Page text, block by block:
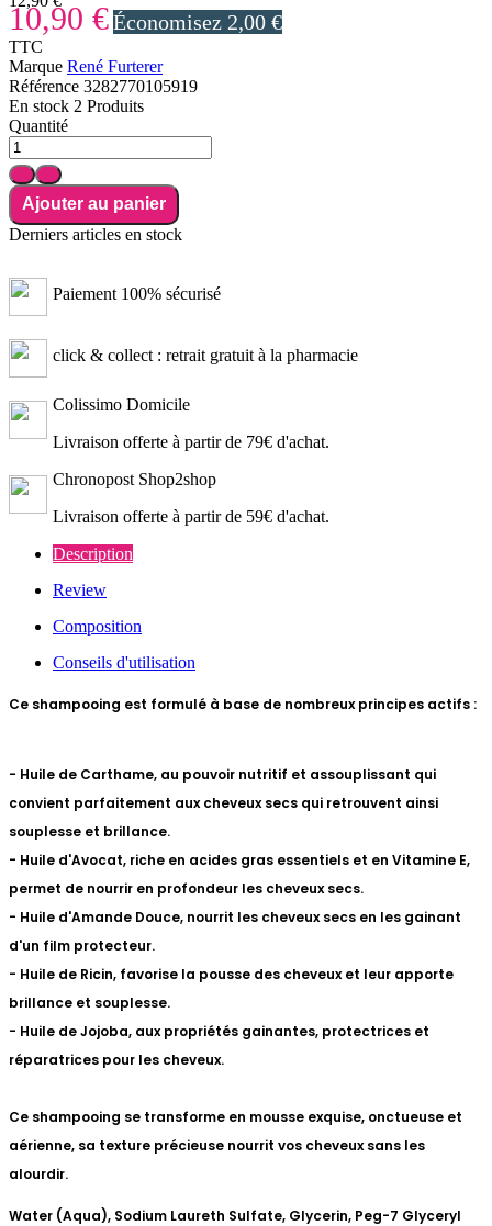
10,90 €Économisez 2,00 €
TTC
Marque René Furterer
Référence 3282770105919
En stock 2 Produits
Quantité
Ajouter au panier
Derniers articles en stock
Paiement 100% sécurisé
click & collect : retrait gratuit à la pharmacie
Colissimo Domicile
Livraison offerte à partir de 79€ d'achat.
Chronopost Shop2shop
Livraison offerte à partir de 59€ d'achat.
Description
Review
Composition
Conseils d'utilisation
Ce shampooing est formulé à base de nombreux principes actifs :
- Huile de Carthame, au pouvoir nutritif et assouplissant qui
convient parfaitement aux cheveux secs qui retrouvent ainsi
souplesse et brillance.
- Huile d'Avocat, riche en acides gras essentiels et en Vitamine E,
permet de nourrir en profondeur les cheveux secs.
- Huile d'Amande Douce, nourrit les cheveux secs en les gainant
d'un film protecteur.
- Huile de Ricin, favorise la pousse des cheveux et leur apporte
brillance et souplesse.
- Huile de Jojoba, aux propriétés gainantes, protectrices et
réparatrices pour les cheveux.
Ce shampooing se transforme en mousse exquise, onctueuse et
aérienne, sa texture précieuse nourrit vos cheveux sans les
alourdir.
Water (Aqua), Sodium Laureth Sulfate, Glycerin, Peg-7 Glyceryl